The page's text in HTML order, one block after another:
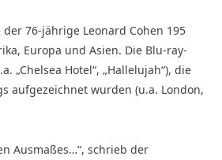
76-jährige Leonard Cohen 195
Euro­pa und Asien. Die Blu-ray-
„Chelsea Hotel“, „Hallelujah“), die
aufgezeichnet wurden (u.a. London,
Ausmaßes…“, schrieb der